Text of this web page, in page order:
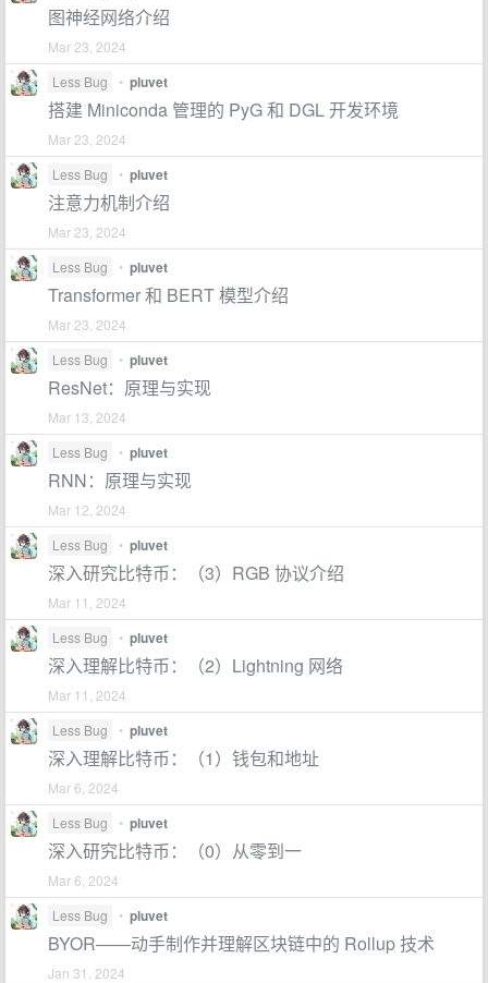
图神经网络介绍
Mar 23, 2024
Less Bug
• pluvet
搭建 Miniconda 管理的 PyG 和 DGL 开发环境
Mar 23, 2024
Less Bug
• pluvet
注意力机制介绍
Mar 23, 2024
Less Bug
• pluvet
Transformer 和 BERT 模型介绍
Mar 23, 2024
Less Bug
• pluvet
ResNet：原理与实现
Mar 13, 2024
Less Bug
• pluvet
RNN：原理与实现
Mar 12, 2024
Less Bug
• pluvet
深入研究比特币：（3）RGB 协议介绍
Mar 11, 2024
Less Bug
• pluvet
深入理解比特币：（2）Lightning 网络
Mar 11, 2024
Less Bug
• pluvet
深入理解比特币：（1）钱包和地址
Mar 6, 2024
Less Bug
• pluvet
深入研究比特币：（0）从零到一
Mar 6, 2024
Less Bug
• pluvet
BYOR——动手制作并理解区块链中的 Rollup 技术
Jan 31, 2024